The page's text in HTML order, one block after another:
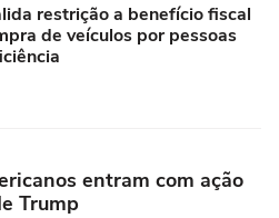
restrição a benefício fiscal
de veículos por pessoas
entram com ação
Trump